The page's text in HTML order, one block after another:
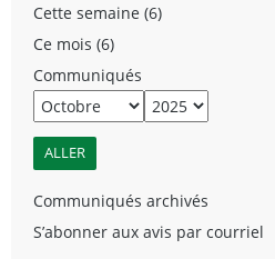
Cette semaine (6)
Ce mois (6)
Communiqués
Communiqués archivés
S’abonner aux avis par courriel